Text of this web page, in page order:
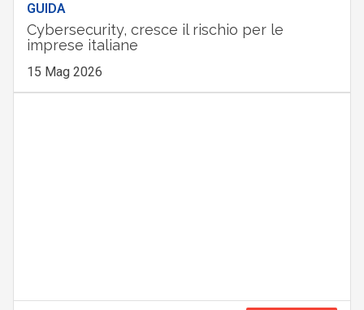
GUIDA
Cybersecurity, cresce il rischio per le
imprese italiane
15 Mag 2026